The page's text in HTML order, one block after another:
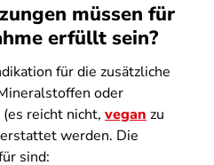
müssen für
erfüllt sein?
für die zusätzliche
oder
reicht nicht, vegan zu
werden. Die
sind: